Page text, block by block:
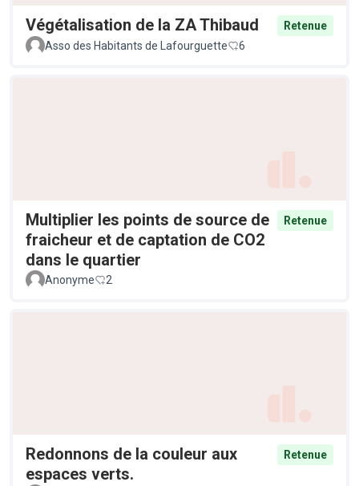
Végétalisation de la ZA Thibaud
Retenue
Asso des Habitants de Lafourguette
6
Multiplier les points de source de
fraicheur et de captation de CO2
dans le quartier
Retenue
Anonyme 2
Redonnons de la couleur aux
espaces verts.
Retenue